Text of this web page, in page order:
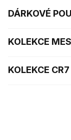
DÁRKOVÉ
KOLEKCE
KOLEKCE CR7